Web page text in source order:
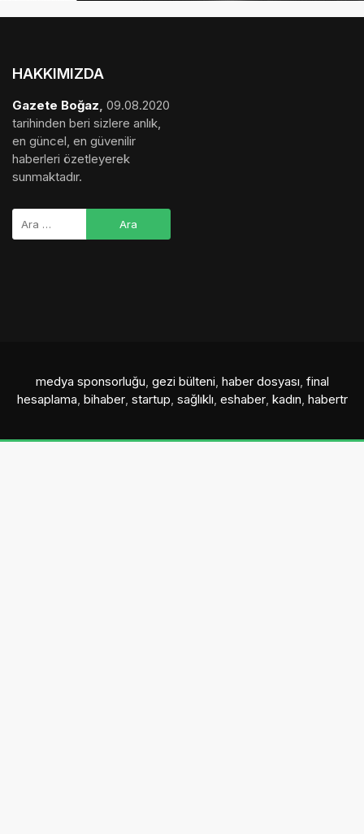
HAKKIMIZDA
Gazete Boğaz, 09.08.2020
tarihinden beri sizlere anlık,
en güncel, en güvenilir
haberleri özetleyerek
sunmaktadır.
medya sponsorluğu, gezi bülteni, haber dosyası, final
hesaplama, bihaber, startup, sağlıklı, eshaber, kadın, habertr